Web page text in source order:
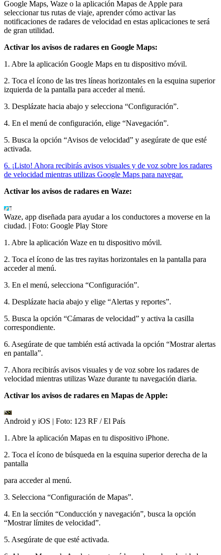
Google Maps, Waze o la aplicación Mapas de Apple para
seleccionar tus rutas de viaje, aprender cómo activar las
notificaciones de radares de velocidad en estas aplicaciones te será
de gran utilidad.
Activar los avisos de radares en Google Maps:
1. Abre la aplicación Google Maps en tu dispositivo móvil.
2. Toca el ícono de las tres líneas horizontales en la esquina superior
izquierda de la pantalla para acceder al menú.
3. Desplázate hacia abajo y selecciona “Configuración”.
4. En el menú de configuración, elige “Navegación”.
5. Busca la opción “Avisos de velocidad” y asegúrate de que esté
activada.
6. ¡Listo! Ahora recibirás avisos visuales y de voz sobre los radares
de velocidad mientras utilizas Google Maps para navegar.
Activar los avisos de radares en Waze:
Waze, app diseñada para ayudar a los conductores a moverse en la
ciudad. | Foto: Google Play Store
1. Abre la aplicación Waze en tu dispositivo móvil.
2. Toca el ícono de las tres rayitas horizontales en la pantalla para
acceder al menú.
3. En el menú, selecciona “Configuración”.
4. Desplázate hacia abajo y elige “Alertas y reportes”.
5. Busca la opción “Cámaras de velocidad” y activa la casilla
correspondiente.
6. Asegúrate de que también está activada la opción “Mostrar alertas
en pantalla”.
7. Ahora recibirás avisos visuales y de voz sobre los radares de
velocidad mientras utilizas Waze durante tu navegación diaria.
Activar los avisos de radares en Mapas de Apple:
Android y iOS | Foto: 123 RF / El País
1. Abre la aplicación Mapas en tu dispositivo iPhone.
2. Toca el ícono de búsqueda en la esquina superior derecha de la
pantalla
para acceder al menú.
3. Selecciona “Configuración de Mapas”.
4. En la sección “Conducción y navegación”, busca la opción
“Mostrar límites de velocidad”.
5. Asegúrate de que esté activada.